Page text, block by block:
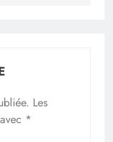
Les
*